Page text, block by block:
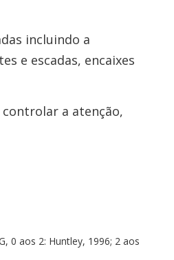
incluindo a
e escadas, encaixes
a atenção,
0 aos 2: Huntley, 1996; 2 aos